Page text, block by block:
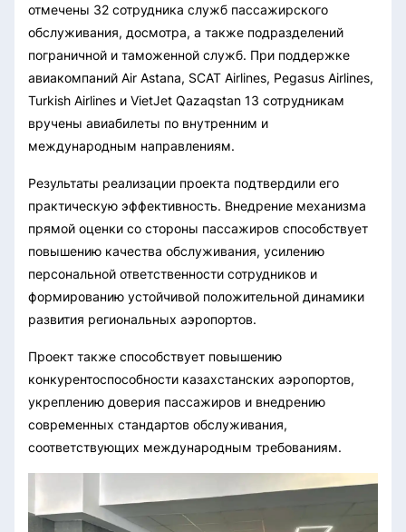
отмечены 32 сотрудника служб пассажирского
обслуживания, досмотра, а также подразделений
пограничной и таможенной служб. При поддержке
авиакомпаний Air Astana, SCAT Airlines, Pegasus Airlines,
Turkish Airlines и VietJet Qazaqstan 13 сотрудникам
вручены авиабилеты по внутренним и
международным направлениям.
Результаты реализации проекта подтвердили его
практическую эффективность. Внедрение механизма
прямой оценки со стороны пассажиров способствует
повышению качества обслуживания, усилению
персональной ответственности сотрудников и
формированию устойчивой положительной динамики
развития региональных аэропортов.
Проект также способствует повышению
конкурентоспособности казахстанских аэропортов,
укреплению доверия пассажиров и внедрению
современных стандартов обслуживания,
соответствующих международным требованиям.